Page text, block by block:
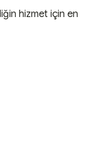
hizmet için en